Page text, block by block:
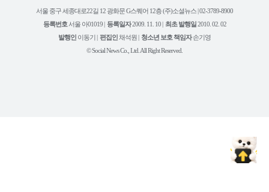
스
타
램
트
유
튜
서울 중구 세종대로22길 12 광화문 G스퀘어 12층 (주)소셜뉴스 | 02-3789-8900
등록번호 서울 아01019 | 등록일자2009. 11. 10 | 최초 발행일2010. 02. 02
발행인 이동기 | 편집인채석원 | 청소년 보호 책임자손기영
© Social News Co., Ltd. All Right Reserved.